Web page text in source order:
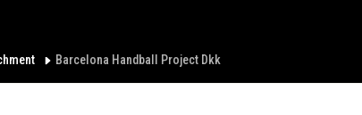
Barcelona Handball Project Dkk